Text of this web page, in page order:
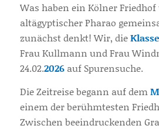
Was haben ein Kölner
altägyptischer Pharao
zunächst denkt! Wir, die
Frau Kullmann und Frau
24.02.2026auf Spurensuche.
Die Zeitreise begann auf dem
einem der berühmtesten
Zwischen beeindruckenden